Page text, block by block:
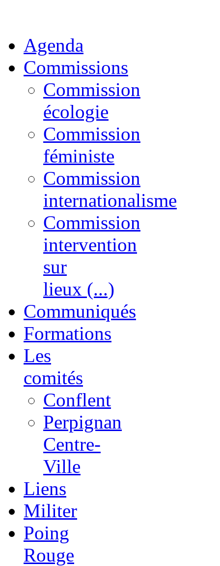
Agenda
Commissions
Commission
écologie
Commission
féministe
Commission
internationalisme
Commission
intervention
sur
lieux (...)
Communiqués
Formations
Les
comités
Conflent
Perpignan
Centre-
Ville
Liens
Militer
Poing
Rouge